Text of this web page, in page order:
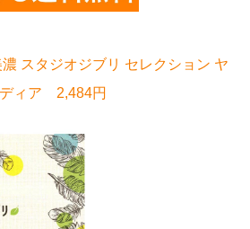
スタジオジブリ セレクション ヤ
ィア 2,484円